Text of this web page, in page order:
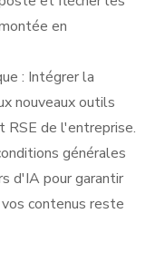
en
: Intégrer la
nouveaux outils
RSE de l'entreprise.
générales
d'IA pour garantir
contenus reste